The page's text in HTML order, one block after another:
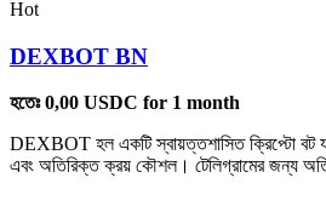
Hot
DEXBOT BN
হতেঃ0,00 USDC for 1 month
DEXBOT হল একটি স্বায়ত্তশাসিত ক্রিপ্টো বট
এবং অতিরিক্ত ক্রয় কৌশল। টেলিগ্রামের জন্য